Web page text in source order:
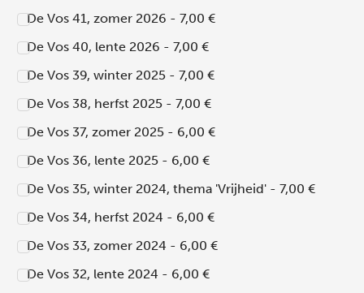
De Vos 41, zomer 2026 - 7,00 €
De Vos 40, lente 2026 - 7,00 €
De Vos 39, winter 2025 - 7,00 €
De Vos 38, herfst 2025 - 7,00 €
De Vos 37, zomer 2025 - 6,00 €
De Vos 36, lente 2025 - 6,00 €
De Vos 35, winter 2024, thema 'Vrijheid' - 7,00 €
De Vos 34, herfst 2024 - 6,00 €
De Vos 33, zomer 2024 - 6,00 €
De Vos 32, lente 2024 - 6,00 €